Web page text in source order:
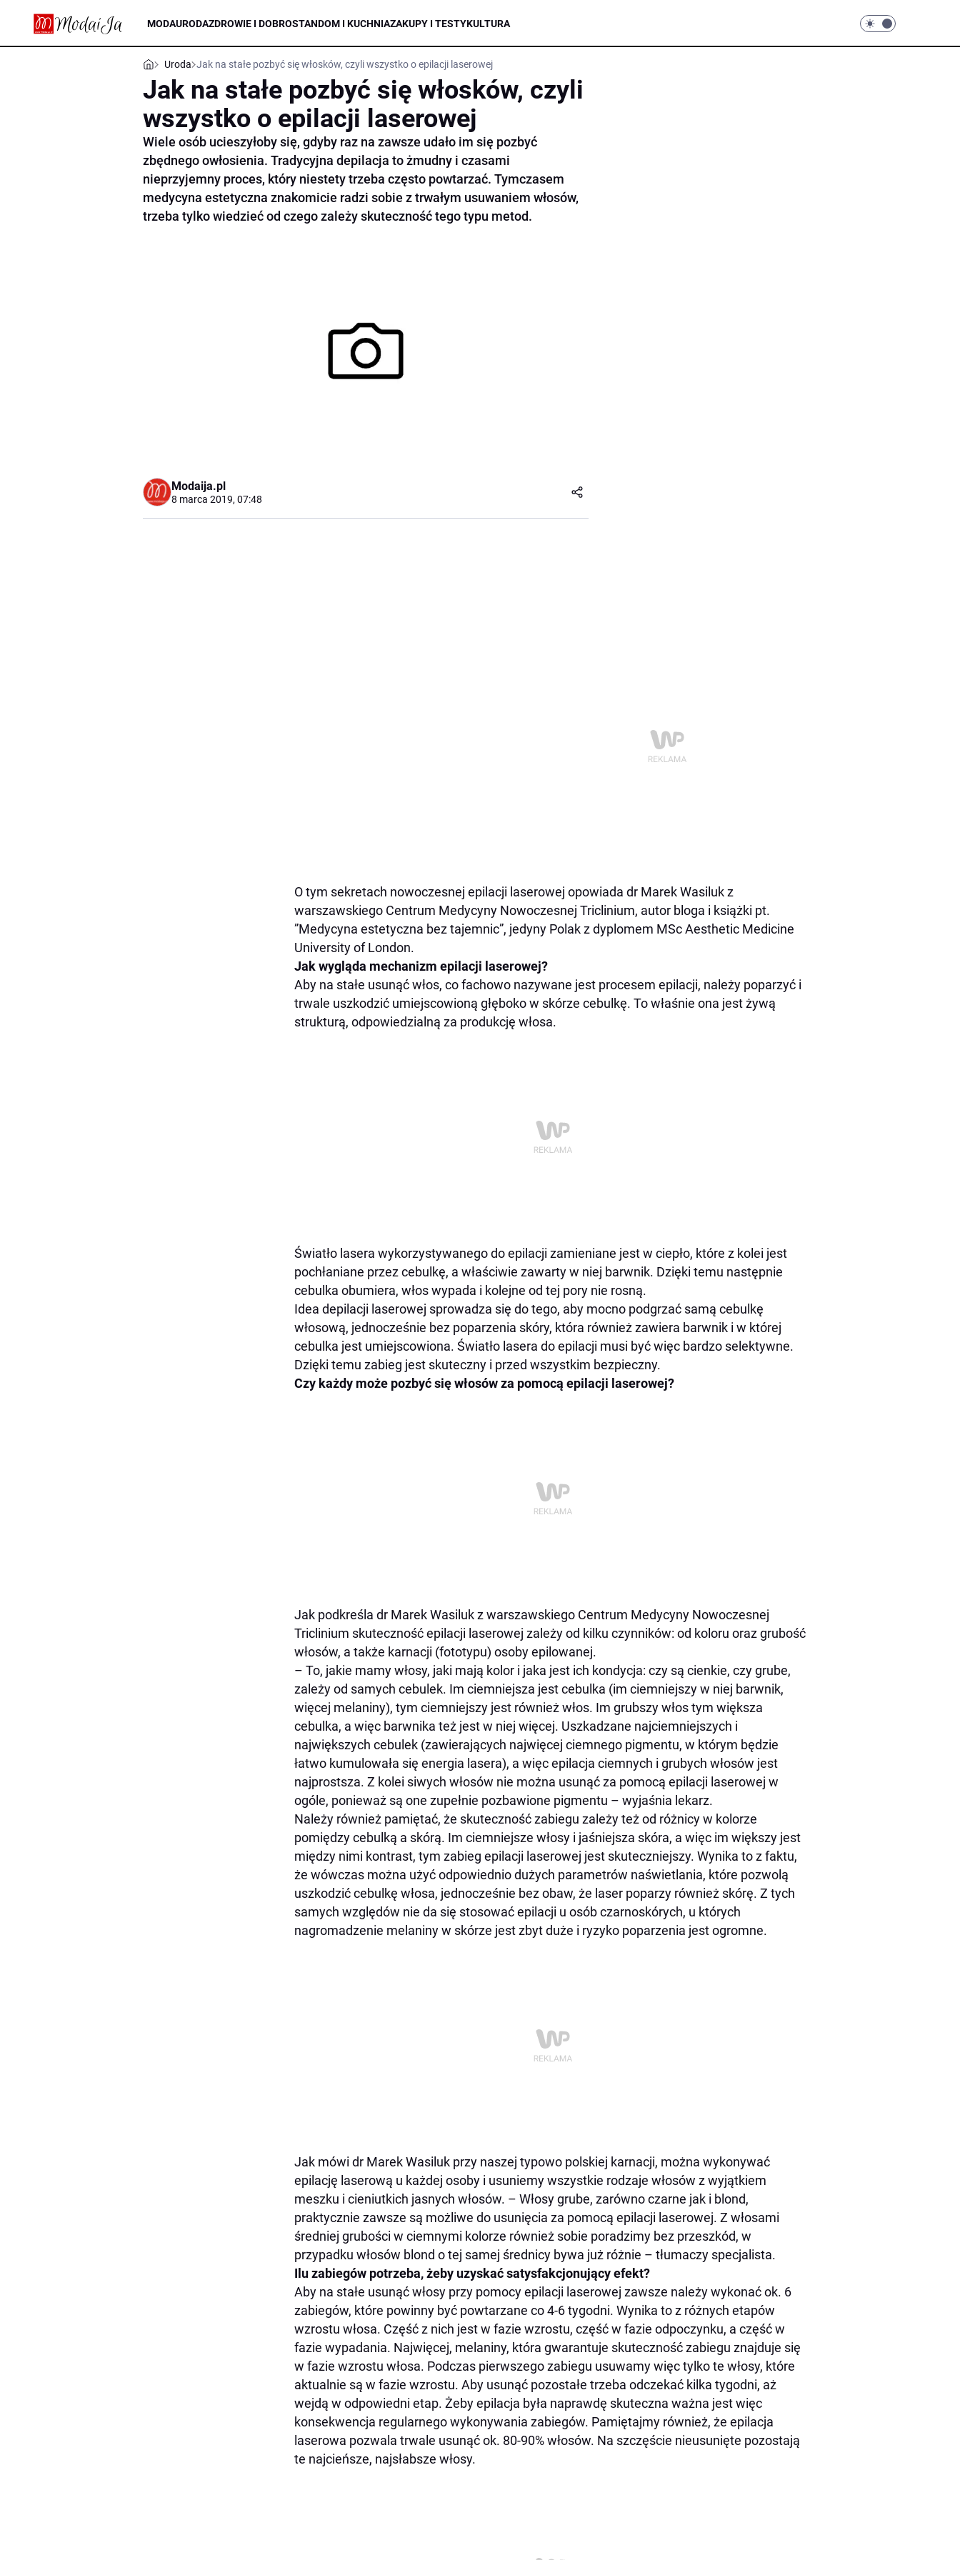
MODAURODAZDROWIE I DOBROSTANDOM I KUCHNIAZAKUPY I TESTYKULTURA
Uroda Jak na stałe pozbyć się włosków, czyli wszystko o epilacji laserowej
Jak na stałe pozbyć się włosków, czyli
wszystko o epilacji laserowej
Wiele osób ucieszyłoby się, gdyby raz na zawsze udało im się pozbyć
zbędnego owłosienia. Tradycyjna depilacja to żmudny i czasami
nieprzyjemny proces, który niestety trzeba często powtarzać. Tymczasem
medycyna estetyczna znakomicie radzi sobie z trwałym usuwaniem włosów,
trzeba tylko wiedzieć od czego zależy skuteczność tego typu metod.
Modaija.pl
8 marca 2019, 07:48
O tym sekretach nowoczesnej epilacji laserowej opowiada dr Marek Wasiluk z
warszawskiego Centrum Medycyny Nowoczesnej Triclinium, autor bloga i książki pt.
”Medycyna estetyczna bez tajemnic”, jedyny Polak z dyplomem MSc Aesthetic Medicine
University of London.
Jak wygląda mechanizm epilacji laserowej?
Aby na stałe usunąć włos, co fachowo nazywane jest procesem epilacji, należy poparzyć i
trwale uszkodzić umiejscowioną głęboko w skórze cebulkę. To właśnie ona jest żywą
strukturą, odpowiedzialną za produkcję włosa.
Światło lasera wykorzystywanego do epilacji zamieniane jest w ciepło, które z kolei jest
pochłaniane przez cebulkę, a właściwie zawarty w niej barwnik. Dzięki temu następnie
cebulka obumiera, włos wypada i kolejne od tej pory nie rosną.
Idea depilacji laserowej sprowadza się do tego, aby mocno podgrzać samą cebulkę
włosową, jednocześnie bez poparzenia skóry, która również zawiera barwnik i w której
cebulka jest umiejscowiona. Światło lasera do epilacji musi być więc bardzo selektywne.
Dzięki temu zabieg jest skuteczny i przed wszystkim bezpieczny.
Czy każdy może pozbyć się włosów za pomocą epilacji laserowej?
Jak podkreśla dr Marek Wasiluk z warszawskiego Centrum Medycyny Nowoczesnej
Triclinium skuteczność epilacji laserowej zależy od kilku czynników: od koloru oraz grubość
włosów, a także karnacji (fototypu) osoby epilowanej.
– To, jakie mamy włosy, jaki mają kolor i jaka jest ich kondycja: czy są cienkie, czy grube,
zależy od samych cebulek. Im ciemniejsza jest cebulka (im ciemniejszy w niej barwnik,
więcej melaniny), tym ciemniejszy jest również włos. Im grubszy włos tym większa
cebulka, a więc barwnika też jest w niej więcej. Uszkadzane najciemniejszych i
największych cebulek (zawierających najwięcej ciemnego pigmentu, w którym będzie
łatwo kumulowała się energia lasera), a więc epilacja ciemnych i grubych włosów jest
najprostsza. Z kolei siwych włosów nie można usunąć za pomocą epilacji laserowej w
ogóle, ponieważ są one zupełnie pozbawione pigmentu – wyjaśnia lekarz.
Należy również pamiętać, że skuteczność zabiegu zależy też od różnicy w kolorze
pomiędzy cebulką a skórą. Im ciemniejsze włosy i jaśniejsza skóra, a więc im większy jest
między nimi kontrast, tym zabieg epilacji laserowej jest skuteczniejszy. Wynika to z faktu,
że wówczas można użyć odpowiednio dużych parametrów naświetlania, które pozwolą
uszkodzić cebulkę włosa, jednocześnie bez obaw, że laser poparzy również skórę. Z tych
samych względów nie da się stosować epilacji u osób czarnoskórych, u których
nagromadzenie melaniny w skórze jest zbyt duże i ryzyko poparzenia jest ogromne.
Jak mówi dr Marek Wasiluk przy naszej typowo polskiej karnacji, można wykonywać
epilację laserową u każdej osoby i usuniemy wszystkie rodzaje włosów z wyjątkiem
meszku i cieniutkich jasnych włosów. – Włosy grube, zarówno czarne jak i blond,
praktycznie zawsze są możliwe do usunięcia za pomocą epilacji laserowej. Z włosami
średniej grubości w ciemnymi kolorze również sobie poradzimy bez przeszkód, w
przypadku włosów blond o tej samej średnicy bywa już różnie – tłumaczy specjalista.
Ilu zabiegów potrzeba, żeby uzyskać satysfakcjonujący efekt?
Aby na stałe usunąć włosy przy pomocy epilacji laserowej zawsze należy wykonać ok. 6
zabiegów, które powinny być powtarzane co 4-6 tygodni. Wynika to z różnych etapów
wzrostu włosa. Część z nich jest w fazie wzrostu, część w fazie odpoczynku, a część w
fazie wypadania. Najwięcej, melaniny, która gwarantuje skuteczność zabiegu znajduje się
w fazie wzrostu włosa. Podczas pierwszego zabiegu usuwamy więc tylko te włosy, które
aktualnie są w fazie wzrostu. Aby usunąć pozostałe trzeba odczekać kilka tygodni, aż
wejdą w odpowiedni etap. Żeby epilacja była naprawdę skuteczna ważna jest więc
konsekwencja regularnego wykonywania zabiegów. Pamiętajmy również, że epilacja
laserowa pozwala trwale usunąć ok. 80-90% włosów. Na szczęście nieusunięte pozostają
te najcieńsze, najsłabsze włosy.